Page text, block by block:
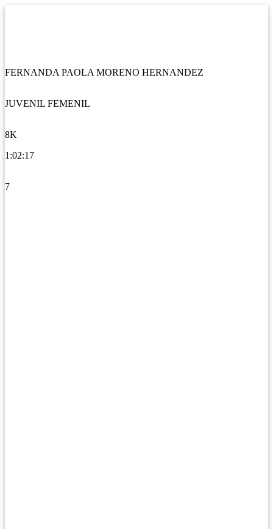
FERNANDA PAOLA MORENO HERNANDEZ
JUVENIL FEMENIL
8K
1:02:17
7